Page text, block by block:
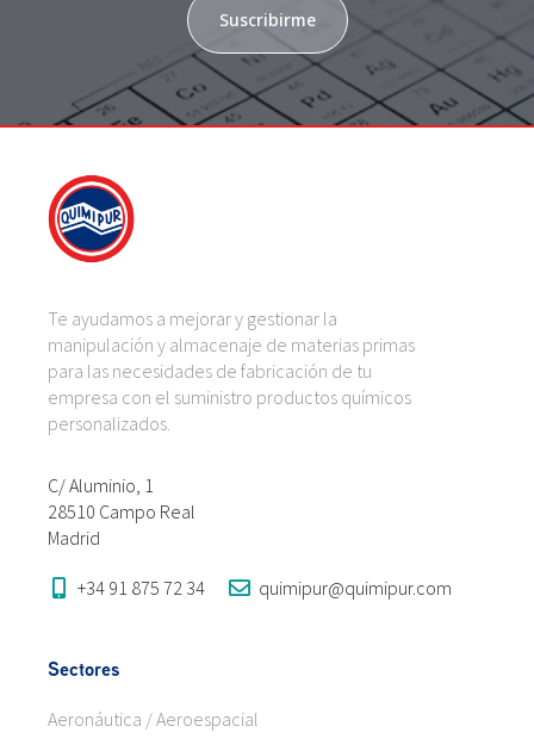
Suscribirme
Te ayudamos a mejorar y gestionar la
manipulación y almacenaje de materias primas
para las necesidades de fabricación de tu
empresa con el suministro productos químicos
personalizados.
C/ Aluminio, 1
28510 Campo Real
Madrid
+34 91 875 72 34 quimipur@quimipur.com
Sectores
Aeronáutica / Aeroespacial